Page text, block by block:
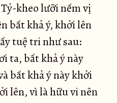
kheo lưỡi nếm vị
bất khả ý, khởi lên
tuệ tri như sau:
ta, bất khả ý này
bất khả ý này khởi
lên, vì là hữu vi nên